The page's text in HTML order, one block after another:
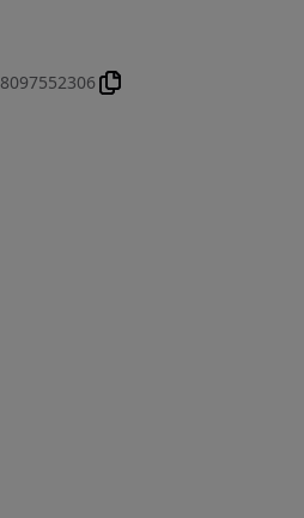
8097552306